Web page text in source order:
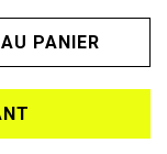
PANIER